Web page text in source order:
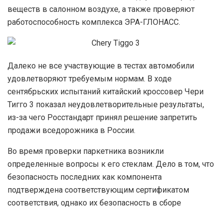
веществ в салонном воздухе, а также проверяют
работоспособность комплекса ЭРА-ГЛОНАСС.
Далеко не все участвующие в тестах автомобили
удовлетворяют требуемым нормам. В ходе
сентябрьских испытаний китайский кроссовер Чери
Тигго 3 показал неудовлетворительные результаты,
из-за чего Росстандарт принял решение запретить
продажи вседорожника в России.
Во время проверки паркетника возникли
определенные вопросы к его стеклам. Дело в том, что
безопасность последних как компонента
подтверждена соответствующим сертификатом
соответствия, однако их безопасность в сборе